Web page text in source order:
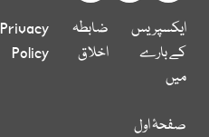
ایکسپریس
کے بارے
میں
ضابطہ
اخلاق
Privacy
Policy
صفحۂ اول